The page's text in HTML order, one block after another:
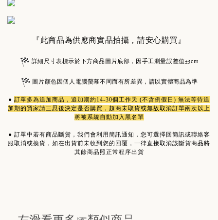
『此商品為供應商實品拍攝，請安心購買』
詳細尺寸表標示於下方商品圖片底部，因手工測量誤差值±3cm
圖片顏色因個人電腦螢幕不同而有所差異，請以實體商品為準
● 訂單多為追加商品 ，追加期約14-30個工作天 (不含例假日) 無法等待追
加期的買家請三思後決定是否購買，超商未取貨或無故取消訂單兩次以上
將被系統自動加入黑名單
● 訂單中若有商品斷貨，我們會利用簡訊通知，您可選擇回簡訊或聯絡客
服取消或換貨，如在出貨前未收到您的回覆，一律直接取消該斷貨商品將
其餘商品照正常程序出貨